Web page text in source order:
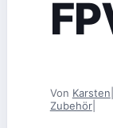
Von Karsten
Zubehör|